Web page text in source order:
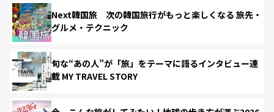
Next韓国旅 次の韓国旅行がもっと楽しくなる 旅先・
グルメ・テクニック
旬な“あの人”が「旅」をテーマに語るインタビュー連
載 MY TRAVEL STORY